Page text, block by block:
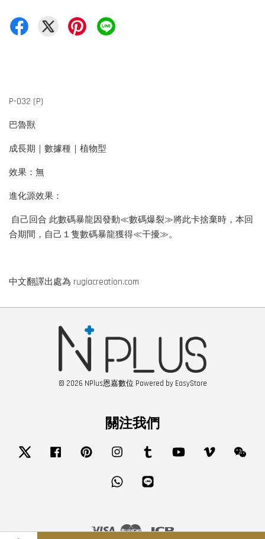
P-032 (P)
巴魯獸
成長期｜數據種｜植物型
效果：無
進化源效果：
自己回合 此數碼暴龍因發動≪數碼爆裂≫將此卡捨棄時，本回
合期間，自己１隻數碼暴龍獲得≪干擾≫。
中文翻譯出處為 rugiacreation.com
© 2026 NPlus恩嘉數位 Powered by EasyStore
關注我們
Twitter Facebook Pinterest Instagram Tumblr YouTube Vimeo
Whatsapp
Visa Master